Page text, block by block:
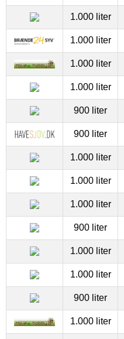
1.000 liter
1.000 liter
1.000 liter
1.000 liter
900 liter
900 liter
1.000 liter
1.000 liter
1.000 liter
900 liter
1.000 liter
1.000 liter
900 liter
1.000 liter